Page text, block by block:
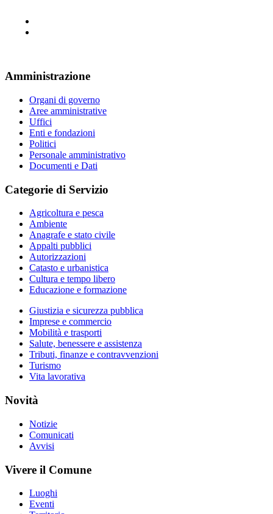
Amministrazione
Organi di governo
Aree amministrative
Uffici
Enti e fondazioni
Politici
Personale amministrativo
Documenti e Dati
Categorie di Servizio
Agricoltura e pesca
Ambiente
Anagrafe e stato civile
Appalti pubblici
Autorizzazioni
Catasto e urbanistica
Cultura e tempo libero
Educazione e formazione
Giustizia e sicurezza pubblica
Imprese e commercio
Mobilità e trasporti
Salute, benessere e assistenza
Tributi, finanze e contravvenzioni
Turismo
Vita lavorativa
Novità
Notizie
Comunicati
Avvisi
Vivere il Comune
Luoghi
Eventi